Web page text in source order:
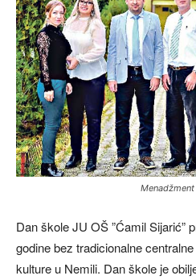
Dan škole JU OŠ ”Ćamil Sijarić”
godine bez tradicionalne
kulture u Nemili. Dan škole je